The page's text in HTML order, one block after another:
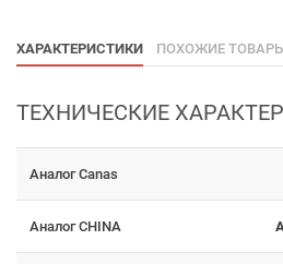
ХАРАКТЕРИСТИКИ ПОХОЖИЕ
ТЕХНИЧЕСКИЕ
Аналог Canas
Аналог CHINA